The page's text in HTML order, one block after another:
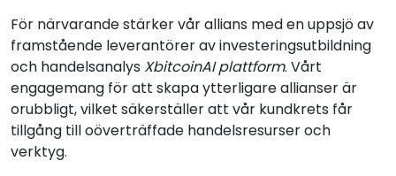
För närvarande stärker vår allians med en uppsjö av
framstående leverantörer av investeringsutbildning
och handelsanalys XbitcoinAI plattform. Vårt
engagemang för att skapa ytterligare allianser är
orubbligt, vilket säkerställer att vår kundkrets får
tillgång till oöverträffade handelsresurser och
verktyg.